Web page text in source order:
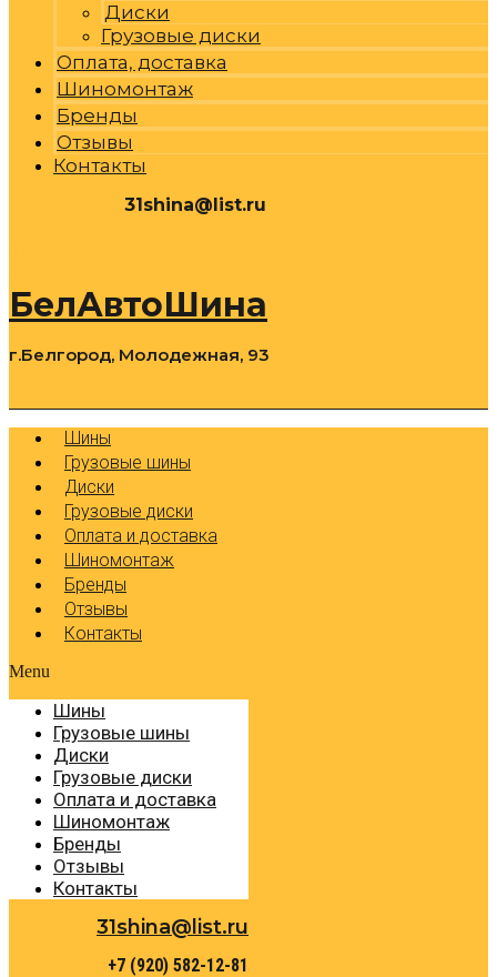
Диски
Грузовые диски
Оплата, доставка
Шиномонтаж
Бренды
Отзывы
Контакты
31shina@list.ru
БелАвтоШина
г.Белгород, Молодежная, 93
Шины
Грузовые шины
Диски
Грузовые диски
Оплата и доставка
Шиномонтаж
Бренды
Отзывы
Контакты
Menu
Шины
Грузовые шины
Диски
Грузовые диски
Оплата и доставка
Шиномонтаж
Бренды
Отзывы
Контакты
31shina@list.ru
+7 (920) 582-12-81